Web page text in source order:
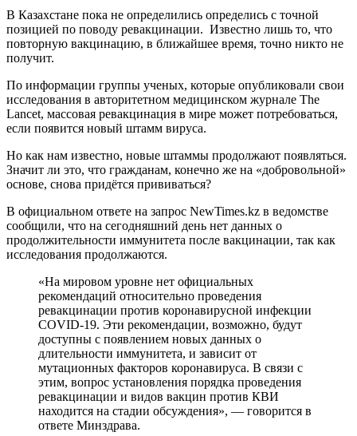
В Казахстане пока не определились определись с точной
позицией по поводу ревакцинации. Известно лишь то, что
повторную вакцинацию, в ближайшее время, точно никто не
получит.
По информации группы ученых, которые опубликовали свои
исследования в авторитетном медицинском журнале The
Lancet, массовая ревакцинация в мире может потребоваться,
если появится новый штамм вируса.
Но как нам известно, новые штаммы продолжают появляться.
Значит ли это, что гражданам, конечно же на «добровольной»
основе, снова придётся прививаться?
В официальном ответе на запрос NewTimes.kz в ведомстве
сообщили, что на сегодняшний день нет данных о
продолжительности иммунитета после вакцинации, так как
исследования продолжаются.
«На мировом уровне нет официальных
рекомендаций относительно проведения
ревакцинации против коронавирусной инфекции
COVID-19. Эти рекомендации, возможно, будут
доступны с появлением новых данных о
длительности иммунитета, и зависит от
мутационных факторов коронавируса. В связи с
этим, вопрос установления порядка проведения
ревакцинации и видов вакцин против КВИ
находится на стадии обсуждения», — говорится в
ответе Минздрава.